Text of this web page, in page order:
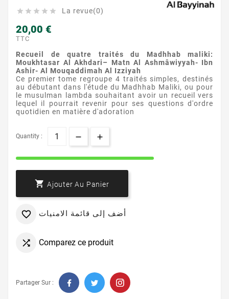
     La revue(0)
20,00 €
TTC
Recueil de quatre traités du Madhhab
maliki:
Moukhtasar Al Akhdari– Matn Al Ashmâwiyyah- Ibn
Ashir- Al Mouqaddimah Al Izziyah
Ce premier tome regroupe 4 traités simples, destinés
au débutant dans l'étude du Madhhab Maliki, ou pour
le musulman lambda souhaitant avoir un recueil vers
lequel il pourrait revenir pour ses questions d'ordre
quotidien en matière d'adoration
Quantity :
 Ajouter Au Panier
 أضف إلى قائمة الامنيات
 Comparez ce produit
Partager Sur :